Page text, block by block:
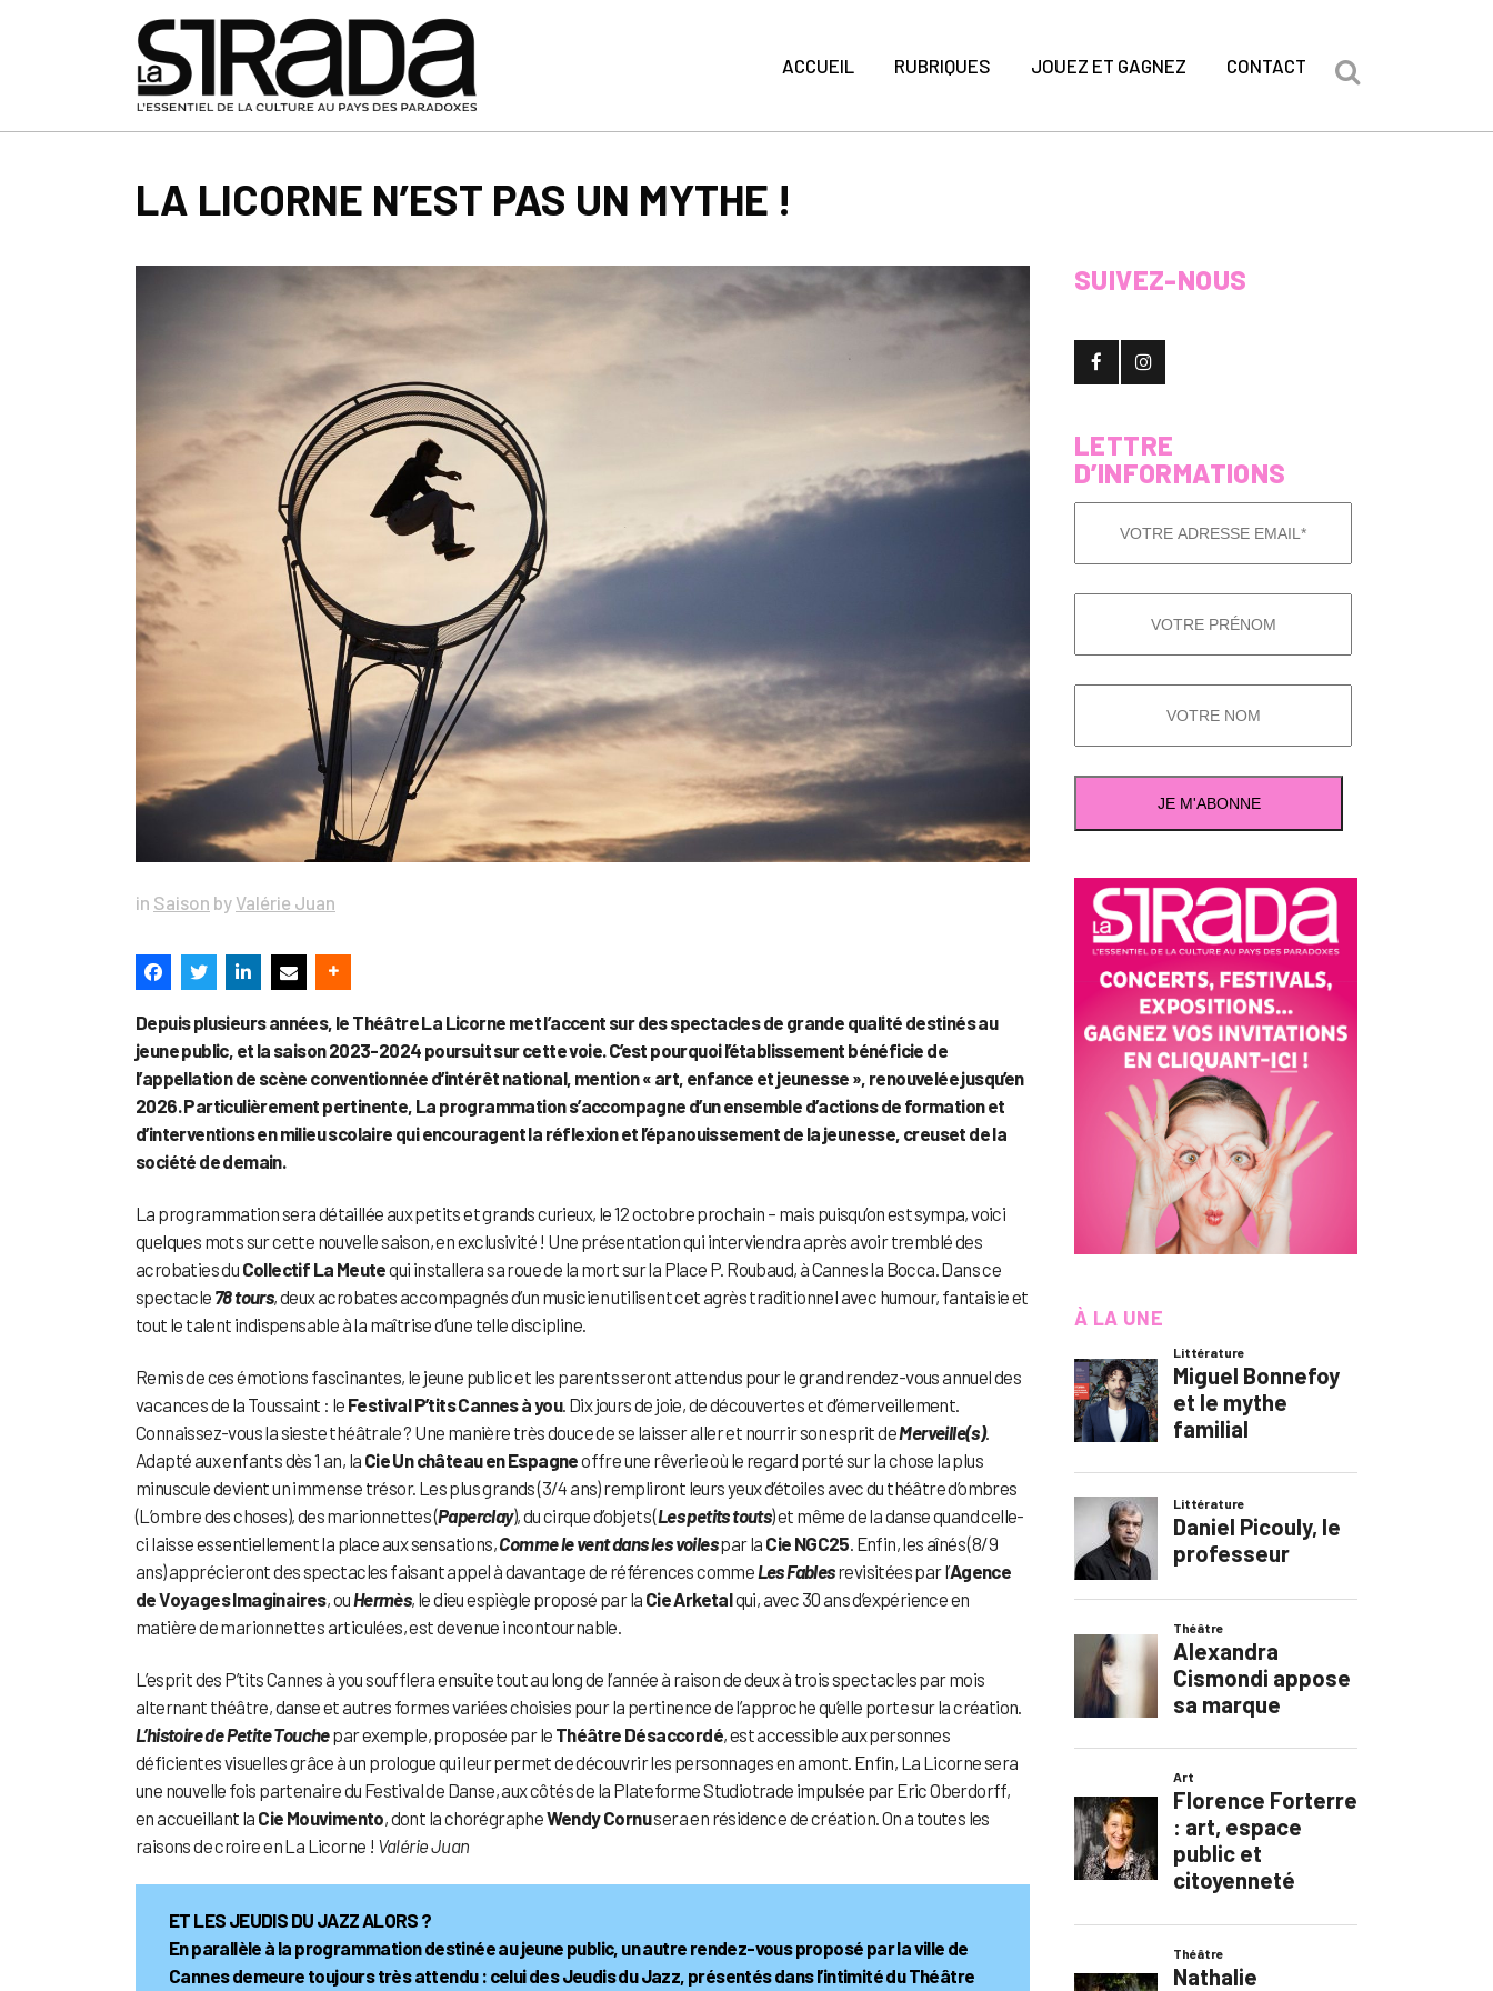
ACCUEIL RUBRIQUES JOUEZ ET GAGNEZ CONTACT
LA LICORNE N’EST PAS UN MYTHE !
in Saison by Valérie Juan
Depuis plusieurs années, le Théâtre La Licorne met l’accent sur des spectacles de grande qualité destinés au
jeune public, et la saison 2023-2024 poursuit sur cette voie. C’est pourquoi l’établissement bénéficie de
l’appellation de scène conventionnée d’intérêt national, mention « art, enfance et jeunesse », renouvelée jusqu’en
2026. Particulièrement pertinente, La programmation s’accompagne d’un ensemble d’actions de formation et
d’interventions en milieu scolaire qui encouragent la réflexion et l’épanouissement de la jeunesse, creuset de la
société de demain.
La programmation sera détaillée aux petits et grands curieux, le 12 octobre prochain – mais puisqu’on est sympa, voici
quelques mots sur cette nouvelle saison, en exclusivité ! Une présentation qui interviendra après avoir tremblé des
acrobaties du Collectif La Meutequi installera sa roue de la mort sur la Place P. Roubaud, à Cannes la Bocca. Dans ce
spectacle 78 tours, deux acrobates accompagnés d’un musicien utilisent cet agrès traditionnel avec humour, fantaisie et
tout le talent indispensable à la maîtrise d’une telle discipline.
Remis de ces émotions fascinantes, le jeune public et les parents seront attendus pour le grand rendez-vous annuel des
vacances de la Toussaint : le Festival P’tits Cannes à you. Dix jours de joie, de découvertes et d’émerveillement.
Connaissez-vous la sieste théâtrale ? Une manière très douce de se laisser aller et nourrir son esprit deMerveille(s).
Adapté aux enfants dès 1 an, la Cie Un château en Espagneoffre une rêverie où le regard porté sur la chose la plus
minuscule devient un immense trésor. Les plus grands (3/4 ans) rempliront leurs yeux d’étoiles avec du théâtre d’ombres
(L’ombre des choses), des marionnettes (Paperclay), du cirque d’objets (Les petits touts) et même de la danse quand celle-
ci laisse essentiellement la place aux sensations,Comme le vent dans les voilespar la Cie NGC25 . Enfin, les aînés (8/9
ans) apprécieront des spectacles faisant appel à davantage de références comme Les Fablesrevisitées par l’Agence
de VoyagesImaginaires, ou Hermès, le dieu espiègle proposé par la Cie Arketalqui, avec 30 ans d’expérience en
matière de marionnettes articulées, est devenue incontournable.
L’esprit des P’tits Cannes à you soufflera ensuite tout au long de l’année à raison de deux à trois spectacles par mois
alternant théâtre, danse et autres formes variées choisies pour la pertinence de l’approche qu’elle porte sur la création.
L’histoire de Petite Touchepar exemple, proposée par le Théâtre Désaccordé, est accessible aux personnes
déficientes visuelles grâce à un prologue qui leur permet de découvrir les personnages en amont. Enfin, La Licorne sera
une nouvelle fois partenaire du Festival de Danse, aux côtés de la Plateforme Studiotrade impulsée par Eric Oberdorff,
en accueillant la Cie Mouvimento, dont la chorégrapheWendy Cornusera en résidence de création. On a toutes les
raisons de croire en La Licorne ! Valérie Juan
ET LES JEUDIS DU JAZZ ALORS ?
En parallèle à la programmation destinée au jeune public, un autre rendez-vous proposé par la ville de
Cannes demeure toujours très attendu : celui des Jeudis du Jazz, présentés dans l’intimité du Théâtre
SUIVEZ-NOUS
LETTRE
D’INFORMATIONS
À LA UNE